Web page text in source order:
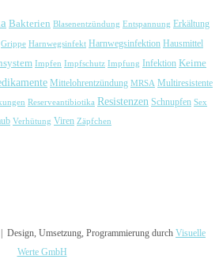
Bakterien Blasenentzündung Entspannung Erkältung
Grippe Harnwegsinfekt Harnwegsinfektion Hausmittel
Impfen Impfschutz Impfung Infektion Keime
Mittelohrentzündung MRSA Multiresistente
Reserveantibiotika Resistenzen Schnupfen Sex
Verhütung Viren Zäpfchen
| Design, Umsetzung, Programmierung durch Visuelle
Werte GmbH